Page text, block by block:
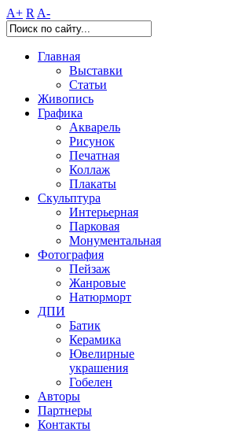
A+ R A-
Главная
Выставки
Статьи
Живопись
Графика
Акварель
Рисунок
Печатная
Коллаж
Плакаты
Скульптура
Интерьерная
Парковая
Монументальная
Фотография
Пейзаж
Жанровые
Натюрморт
ДПИ
Батик
Керамика
Ювелирные
украшения
Гобелен
Авторы
Партнеры
Контакты